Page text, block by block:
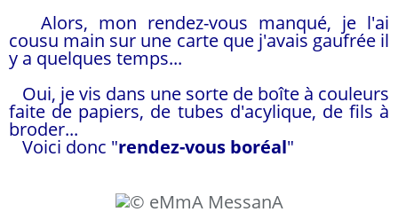
Alors, mon rendez-vous manqué, je l'ai
cousu main sur une carte que j'avais gaufrée il
y a quelques temps...
Oui, je vis dans une sorte de boîte à couleurs
faite de papiers, de tubes d'acylique, de fils à
broder...
Voici donc "rendez-vous boréal"